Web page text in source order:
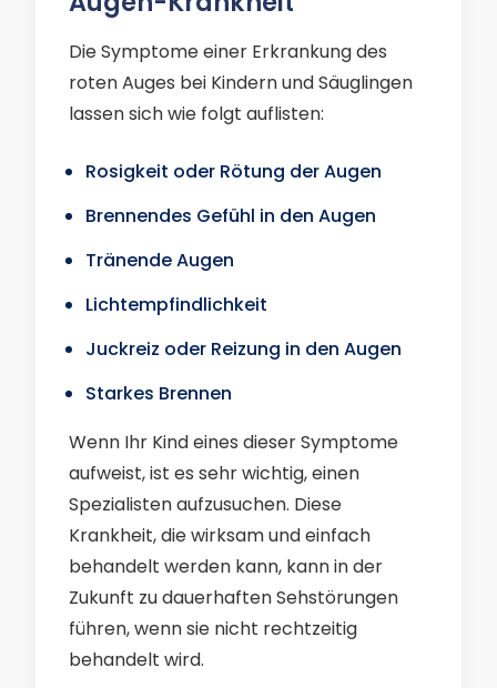
Die Symptome einer Erkrankung des
roten Auges bei Kindern und Säuglingen
lassen sich wie folgt auflisten:
Rosigkeit oder Rötung der Augen
Brennendes Gefühl in den Augen
Tränende Augen
Lichtempfindlichkeit
Juckreiz oder Reizung in den Augen
Starkes Brennen
Wenn Ihr Kind eines dieser Symptome
aufweist, ist es sehr wichtig, einen
Spezialisten aufzusuchen. Diese
Krankheit, die wirksam und einfach
behandelt werden kann, kann in der
Zukunft zu dauerhaften Sehstörungen
führen, wenn sie nicht rechtzeitig
behandelt wird.